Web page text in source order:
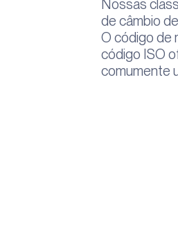
Nossas
de câmbio
O código de
código ISO
comumente